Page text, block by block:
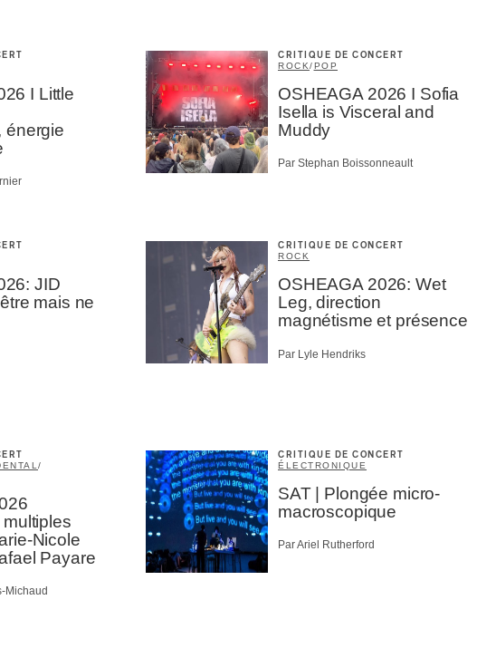
I Little
énergie
CRITIQUE DE CONCERT
ROCK/POP
OSHEAGA 2026 I Sofia
Isella is Visceral and
Muddy
Par Stephan Boissonneault
JID
mais ne
CRITIQUE DE CONCERT
ROCK
OSHEAGA 2026: Wet
Leg, direction
magnétisme et présence
Par Lyle Hendriks
/
Nicole
Payare
Michaud
CRITIQUE DE CONCERT
ÉLECTRONIQUE
SAT | Plongée micro-
macroscopique
Par Ariel Rutherford